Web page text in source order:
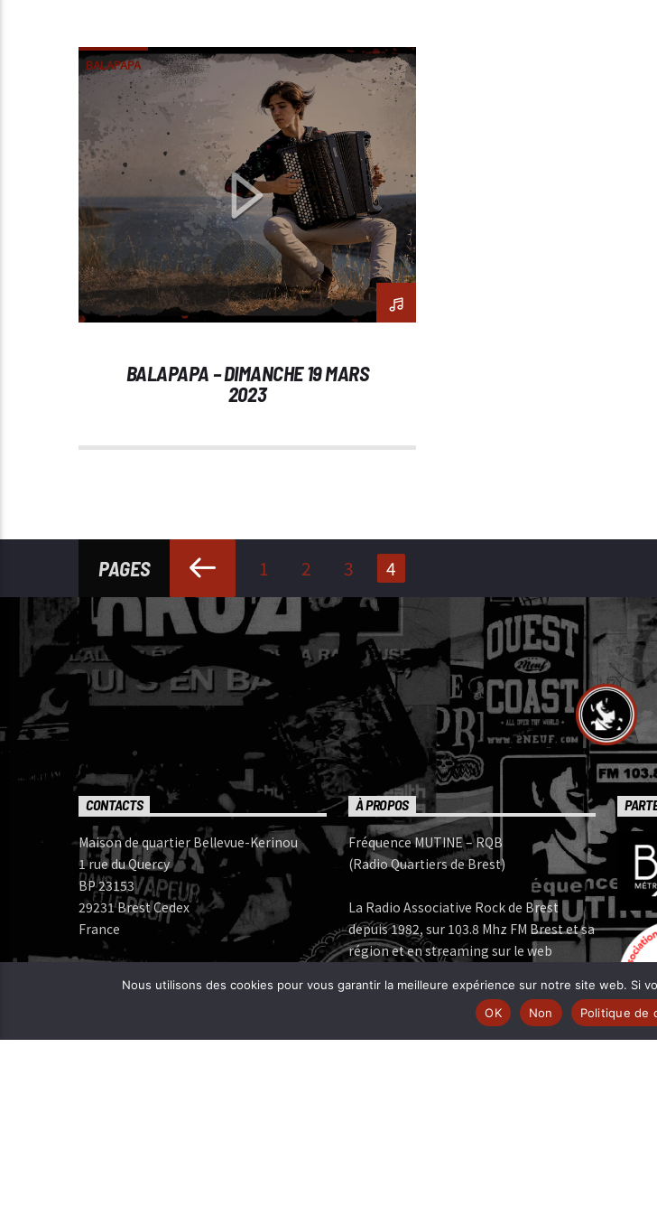
BALAPAPA
BALAPAPA – DIMANCHE 19 MARS
2023
PAGES 1 2 3 4
CONTACTS
Maison de quartier Bellevue-Kerinou
1 rue du Quercy
BP 23153
29231 Brest Cedex
France
Bureau: 02 98 05 07 96
Mail:
À PROPOS
Fréquence MUTINE – RQB
(Radio Quartiers de Brest)
La Radio Associative Rock de Brest
depuis 1982, sur 103.8 Mhz FM Brest et sa
région et en streaming sur le web
Fréquence MUTINE est membre:
FERAROCK | www.ferarock.org |
CORLAB | www.corlab.org|
Nous utilisons des cookies pour vous garantir la meilleure expérience sur notre site web. Si
OK
Non Politique de